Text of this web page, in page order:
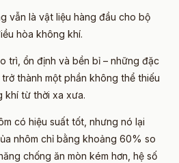
vẫn là vật liệu hàng đầu cho bộ
hòa không khí.
trì, ổn định và bền bỉ – những đặc
thành một phần không thể thiếu
khí từ thời xa xưa.
có hiệu suất tốt, nhưng nó lại
nhôm chỉ bằng khoảng 60% so
chống ăn mòn kém hơn, hệ số